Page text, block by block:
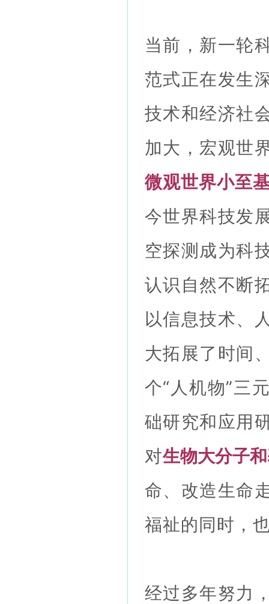
当前，新一轮
范式正在发生
技术和经济社
加大，宏观世
微观世界小至
今世界科技发
空探测成为科
认识自然不断
以信息技术、
大拓展了时间
个“人机物”三
础研究和应用
对生物大分子
命、改造生命
福祉的同时
经过多年努力